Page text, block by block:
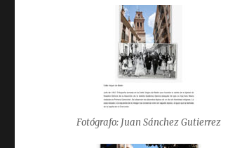
Fotógrafo: Juan Sánchez Gutierrez